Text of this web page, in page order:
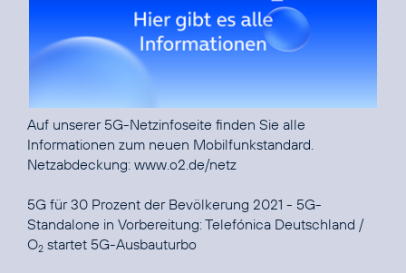
Auf unserer 5G-Netzinfoseite finden Sie alle
Informationen zum neuen Mobilfunkstandard.
Netzabdeckung: www.o2.de/netz
5G für 30 Prozent der Bevölkerung 2021 - 5G-
Standalone in Vorbereitung:Telefónica Deutschland /
O2 startet 5G-Ausbauturbo